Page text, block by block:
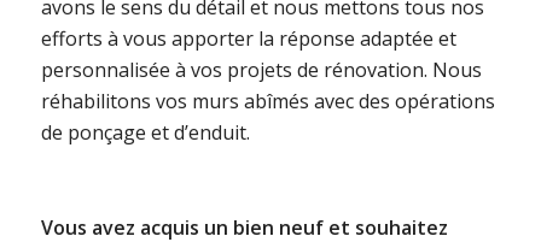
avons le sens du détail et nous mettons tous nos
efforts à vous apporter la réponse adaptée et
personnalisée à vos projets de rénovation. Nous
réhabilitons vos murs abîmés avec des opérations
de ponçage et d’enduit.
Vous avez acquis un bien neuf et souhaitez